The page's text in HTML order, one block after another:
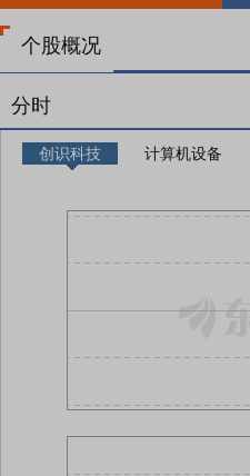
个股概况
分时
创识科技 计算机设备